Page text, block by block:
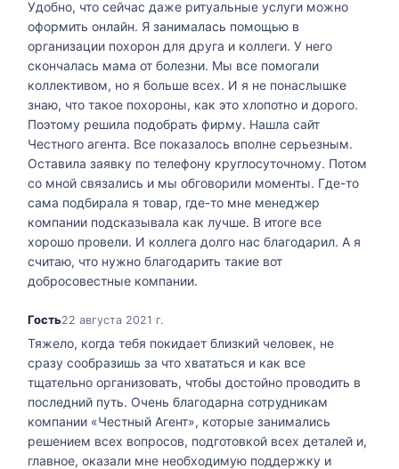
Удобно, что сейчас даже ритуальные услуги можно
оформить онлайн. Я занималась помощью в
организации похорон для друга и коллеги. У него
скончалась мама от болезни. Мы все помогали
коллективом, но я больше всех. И я не понаслышке
знаю, что такое похороны, как это хлопотно и дорого.
Поэтому решила подобрать фирму. Нашла сайт
Честного агента. Все показалось вполне серьезным.
Оставила заявку по телефону круглосуточному. Потом
со мной связались и мы обговорили моменты. Где-то
сама подбирала я товар, где-то мне менеджер
компании подсказывала как лучше. В итоге все
хорошо провели. И коллега долго нас благодарил. А я
считаю, что нужно благодарить такие вот
добросовестные компании.
Гость22 августа 2021 г.
Тяжело, когда тебя покидает близкий человек, не
сразу сообразишь за что хвататься и как все
тщательно организовать, чтобы достойно проводить в
последний путь. Очень благодарна сотрудникам
компании «Честный Агент», которые занимались
решением всех вопросов, подготовкой всех деталей и,
главное, оказали мне необходимую поддержку и